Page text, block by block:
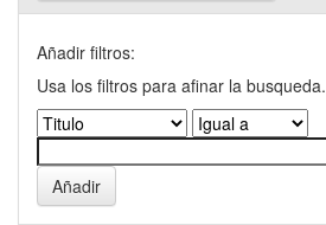
Añadir filtros:
Usa los filtros para afinar la busqueda.